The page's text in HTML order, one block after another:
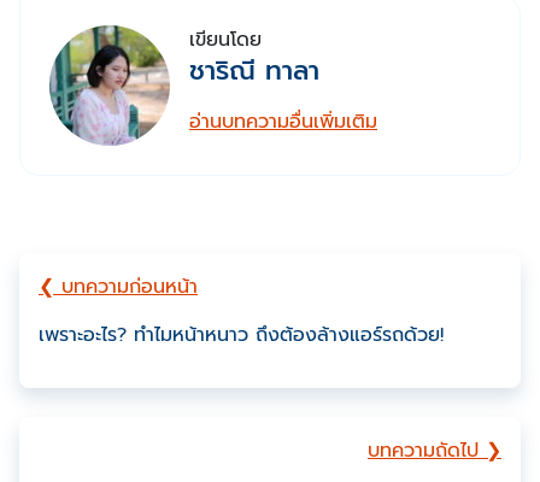
เขียนโดย
ชาริณี ทาลา
อ่านบทความอื่นเพิ่มเติม
❮ บทความก่อนหน้า
เพราะอะไร? ทำไมหน้าหนาว ถึงต้องล้างแอร์รถด้วย!
บทความถัดไป ❯